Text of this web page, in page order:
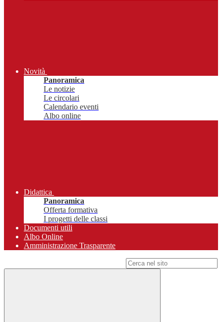
Novità
Panoramica
Le notizie
Le circolari
Calendario eventi
Albo online
Didattica
Panoramica
Offerta formativa
I progetti delle classi
Documenti utili
Albo Online
Amministrazione Trasparente